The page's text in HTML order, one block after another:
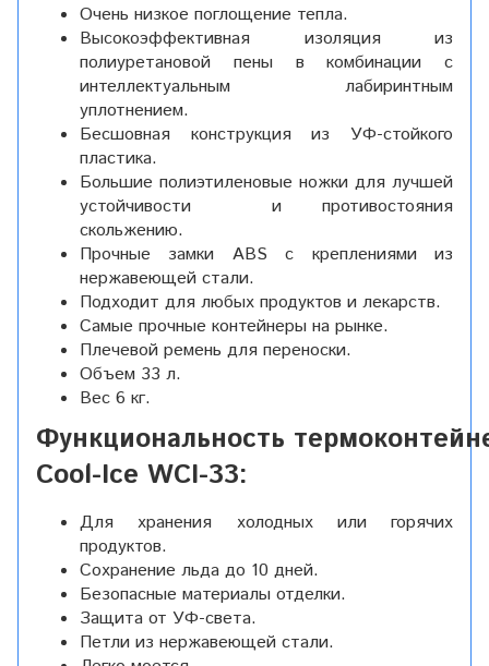
Очень низкое поглощение тепла.
Высокоэффективная изоляция из
полиуретановой пены в комбинации с
интеллектуальным лабиринтным
уплотнением.
Бесшовная конструкция из УФ-стойкого
пластика.
Большие полиэтиленовые ножки для лучшей
устойчивости и противостояния
скольжению.
Прочные замки ABS с креплениями из
нержавеющей стали.
Подходит для любых продуктов и лекарств.
Самые прочные контейнеры на рынке.
Плечевой ремень для переноски.
Объем 33 л.
Вес 6 кг.
Функциональность
Cool-Ice WCI-33:
Для хранения холодных или горячих
продуктов.
Сохранение льда до 10 дней.
Безопасные материалы отделки.
Защита от УФ-света.
Петли из нержавеющей стали.